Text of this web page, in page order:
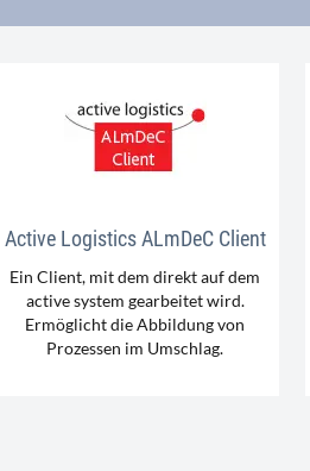
Active Logistics ALmDeC Client
Ein Client, mit dem direkt auf dem
active system gearbeitet wird.
Ermöglicht die Abbildung von
Prozessen im Umschlag.